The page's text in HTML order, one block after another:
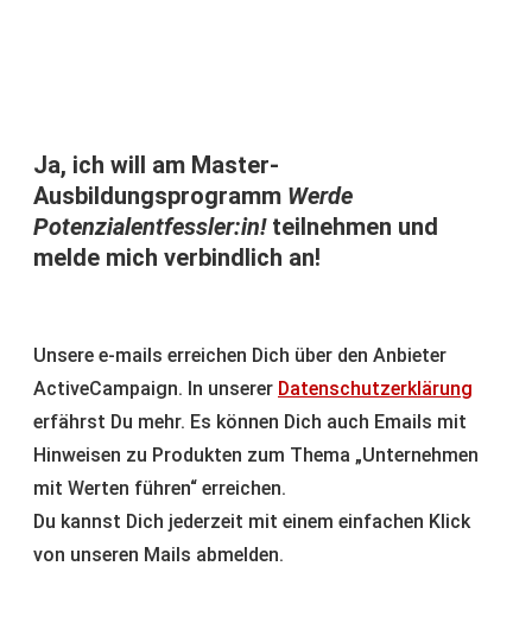
Ja, ich will am Master-
Ausbildungsprogramm Werde
Potenzialentfessler:in! teilnehmen und
melde mich verbindlich an!
Unsere e-mails erreichen Dich über den Anbieter
ActiveCampaign. In unserer Datenschutzerklärung
erfährst Du mehr. Es können Dich auch Emails mit
Hinweisen zu Produkten zum Thema „Unternehmen
mit Werten führen“ erreichen.
Du kannst Dich jederzeit mit einem einfachen Klick
von unseren Mails abmelden.